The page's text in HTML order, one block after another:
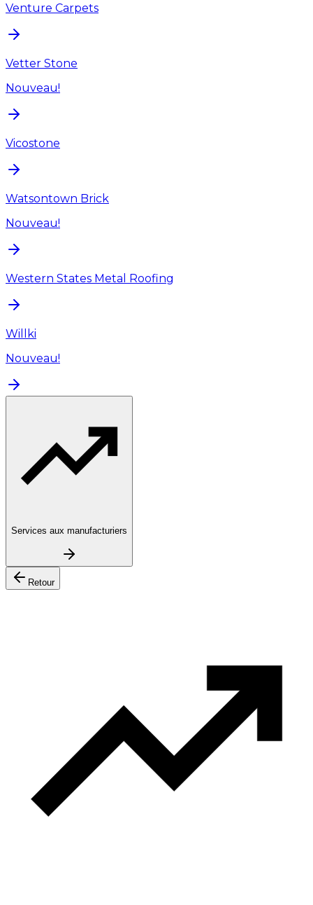
Venture Carpets
Vetter Stone
Nouveau!
Vicostone
Watsontown Brick
Nouveau!
Western States Metal Roofing
Willki
Nouveau!
Services aux manufacturiers
Retour